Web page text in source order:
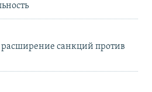
санкций против